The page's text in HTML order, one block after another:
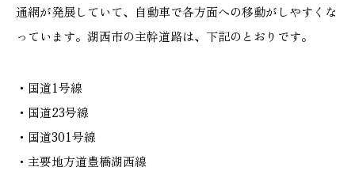
通網が発展していて、自動車で各方面への移動がしやすくな
っています。湖西市の主幹道路は、下記のとおりです。
・国道1号線
・国道23号線
・国道301号線
・主要地方道豊橋湖西線